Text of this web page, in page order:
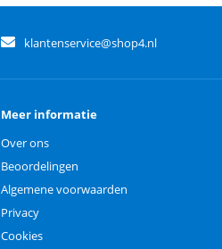
klantenservice@shop4.nl
Meer informatie
Over ons
Beoordelingen
Algemene voorwaarden
Privacy
Cookies